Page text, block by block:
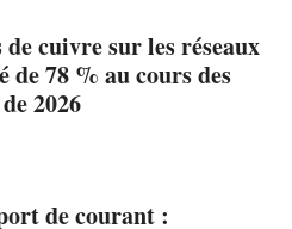
cuivre sur les réseaux
de 78 % au cours des
2026
de courant :